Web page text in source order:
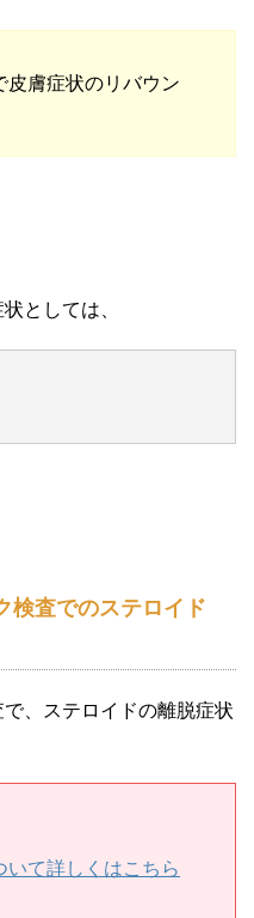
皮膚症状のリバウン
としては、
検査でのステロイド
、ステロイドの離脱症状
いて詳しくはこちら